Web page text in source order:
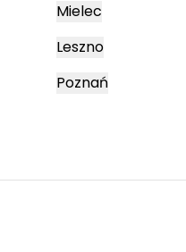
Mielec
Leszno
Poznań